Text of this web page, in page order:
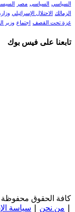
السياسي السياسى مصر
الزمالك الاحتلال الإسرائيلي
غزة تحت القصف
اجتماع وزير
تابعنا على فيس بوك
| من نحن | سياسة